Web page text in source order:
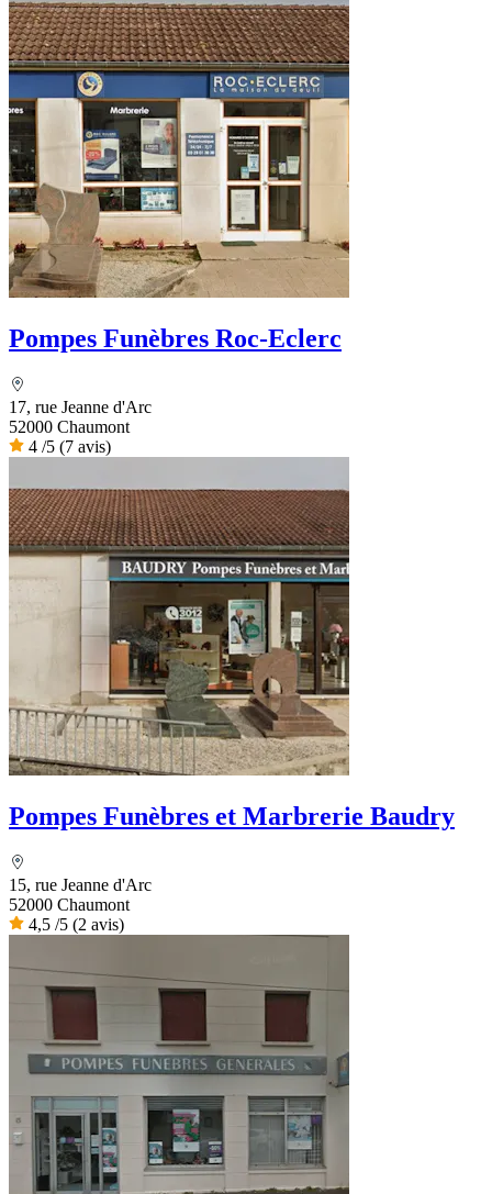
Pompes Funèbres Roc-Eclerc
17, rue Jeanne d'Arc
52000 Chaumont
4 /5 (7 avis)
Pompes Funèbres et Marbrerie Baudry
15, rue Jeanne d'Arc
52000 Chaumont
4,5 /5 (2 avis)